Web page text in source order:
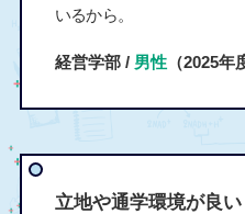
いるから。
経営学部 / 男性（2025年
立地や通学環境が良い